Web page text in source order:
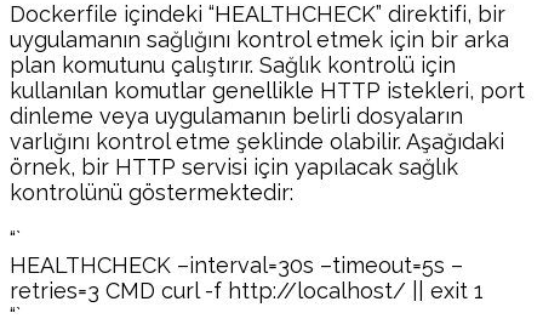
Dockerfile içindeki “HEALTHCHECK” direktifi, bir
uygulamanın sağlığını kontrol etmek için bir arka
plan komutunu çalıştırır. Sağlık kontrolü için
kullanılan komutlar genellikle HTTP istekleri, port
dinleme veya uygulamanın belirli dosyaların
varlığını kontrol etme şeklinde olabilir. Aşağıdaki
örnek, bir HTTP servisi için yapılacak sağlık
kontrolünü göstermektedir:
“`
HEALTHCHECK –interval=30s –timeout=5s –
retries=3 CMD curl -f http://localhost/ || exit 1
“`